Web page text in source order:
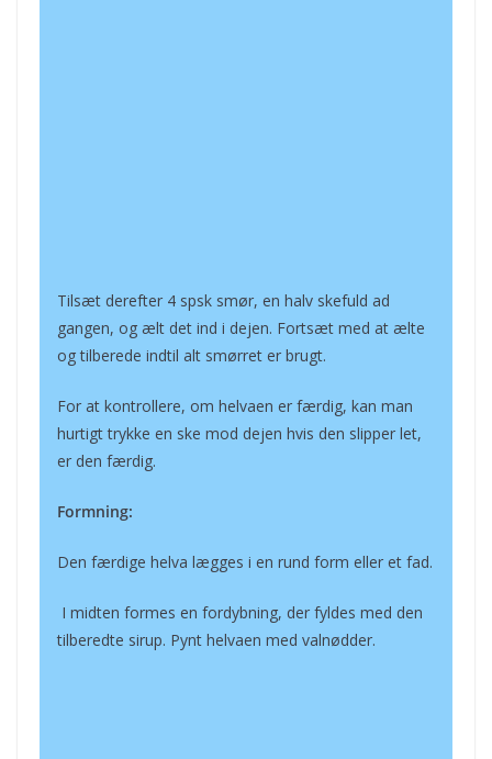
Tilsæt derefter 4 spsk smør, en halv skefuld ad
gangen, og ælt det ind i dejen. Fortsæt med at ælte
og tilberede indtil alt smørret er brugt.
For at kontrollere, om helvaen er færdig, kan man
hurtigt trykke en ske mod dejen hvis den slipper let,
er den færdig.
Formning:
Den færdige helva lægges i en rund form eller et fad.
I midten formes en fordybning, der fyldes med den
tilberedte sirup. Pynt helvaen med valnødder.